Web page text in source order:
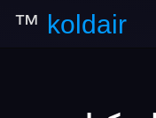
koldair
™